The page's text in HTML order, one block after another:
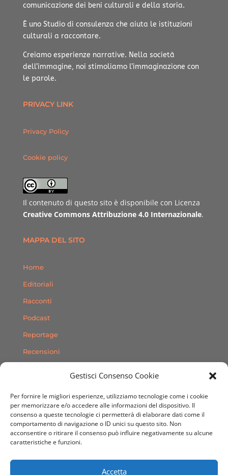
Gestisci Consenso Cookie
Per fornire le migliori esperienze, utilizziamo tecnologie come i cookie
per memorizzare e/o accedere alle informazioni del dispositivo. Il
consenso a queste tecnologie ci permetterà di elaborare dati come il
comportamento di navigazione o ID unici su questo sito. Non
acconsentire o ritirare il consenso può influire negativamente su alcune
caratteristiche e funzioni.
Accetta
comunicazione dei beni culturali e della storia.
È uno Studio di consulenza che aiuta le istituzioni
culturali a raccontare.
Creiamo esperienze narrative. Nella società
dell’immagine, noi stimoliamo l’immaginazione con
le parole.
PRIVACY LINK
Privacy Policy
Cookie policy
Il contenuto di questo sito è disponibile con Licenza
Creative Commons Attribuzione 4.0 Internazionale.
MAPPA DEL SITO
Home
Editoriali
Racconti
Podcast
Reportage
Recensioni
Contatti
SEGUICI SUI SOCIAL